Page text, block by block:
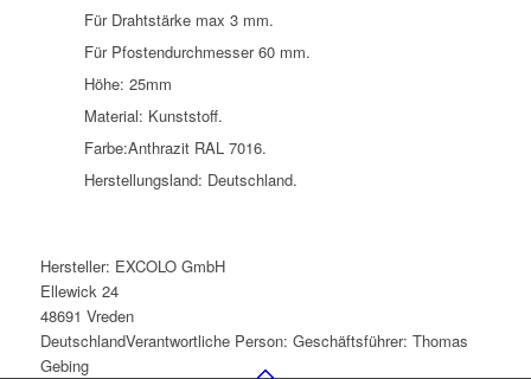
Für Drahtstärke max 3 mm.
Für Pfostendurchmesser 60 mm.
Höhe: 25mm
Material: Kunststoff.
Farbe:Anthrazit RAL 7016.
Herstellungsland: Deutschland.
Hersteller: EXCOLO GmbH
Ellewick 24
48691 Vreden
DeutschlandVerantwortliche Person: Geschäftsführer: Thomas
Gebing